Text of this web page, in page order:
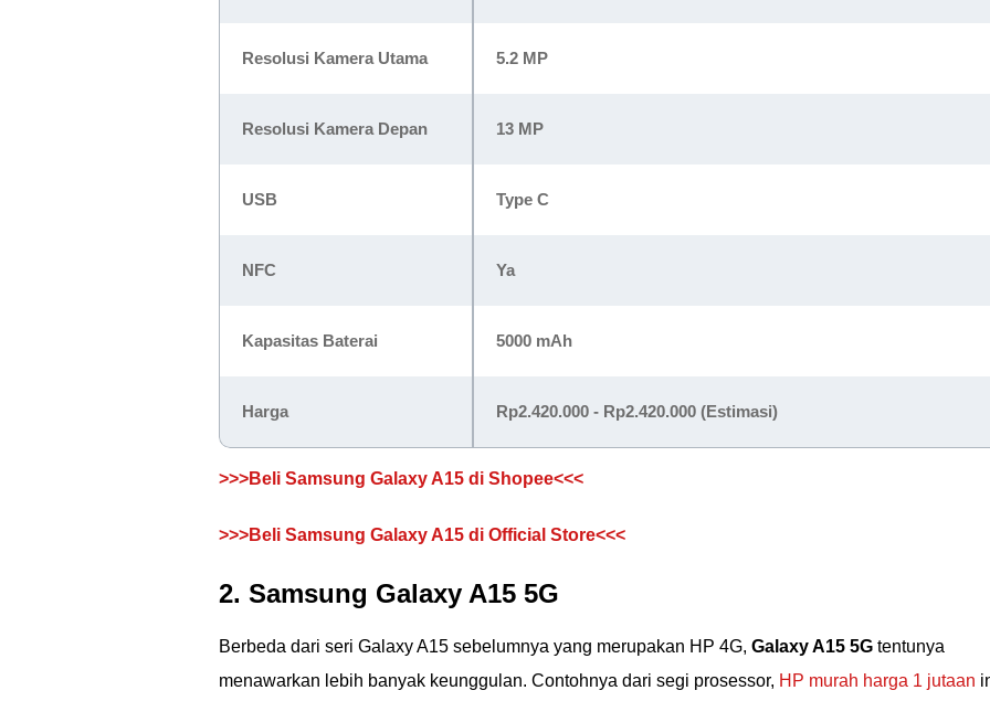
Resolusi Kamera Utama 5.2 MP
Resolusi Kamera Depan 13 MP
USB Type C
NFC Ya
Kapasitas Baterai 5000 mAh
Harga Rp2.420.000 - Rp2.420.000 (Estimasi)
>>>Beli Samsung Galaxy A15 di Shopee<<<
>>>Beli Samsung Galaxy A15 di Official Store<<<
2. Samsung Galaxy A15 5G
Berbeda dari seri Galaxy A15 sebelumnya yang merupakan HP 4G, Galaxy A15 5G tentunya
menawarkan lebih banyak keunggulan. Contohnya dari segi prosessor, HP murah harga 1 jutaan